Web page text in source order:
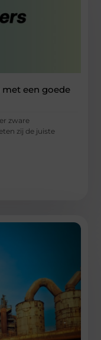
een goede
zware
zij de juiste